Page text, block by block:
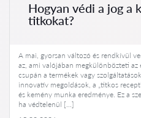
Hogyan védi a jog a
titkokat?
A mai, gyorsan változó és rendkívül
az, ami valójában megkülönbözteti az
csupán a termékek vagy
innovatív megoldások, a „titkos
és kemény munka eredménye. Ez a
ha védtelenül […]